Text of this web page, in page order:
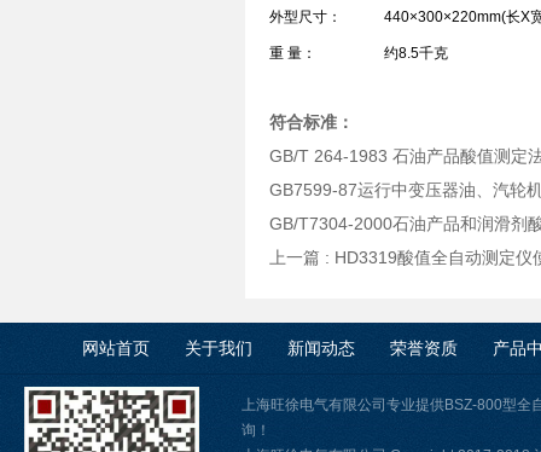
外型尺寸： 440×300×220mm(长X
重 量： 约8.5千克
符合标准：
GB/T 264-1983 石油产品酸值测定
GB7599-87运行中变压器油、汽轮
GB/T7304-2000石油产品和润滑剂
上一篇 : HD3319酸值全自动测定仪
网站首页 关于我们 新闻动态 荣誉资质 产品
上海旺徐电气有限公司专业提供BSZ-800型全
询！